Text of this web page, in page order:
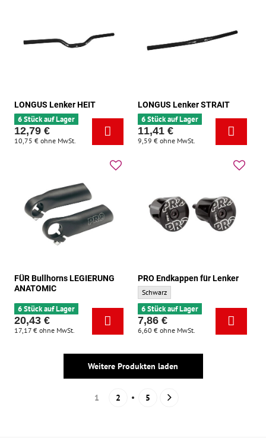
LONGUS Lenker HEIT
6 Stück auf Lager
12,79 €
10,75 € ohne MwSt.
LONGUS Lenker STRAIT
6 Stück auf Lager
11,41 €
9,59 € ohne MwSt.
FÜR Bullhorns LEGIERUNG
ANATOMIC
6 Stück auf Lager
20,43 €
17,17 € ohne MwSt.
PRO Endkappen für Lenker
PRO Endkappen für Lenker - Grundfarbe:
Schwarz
6 Stück auf Lager
7,86 €
6,60 € ohne MwSt.
Weitere Produkten laden
1 2 5